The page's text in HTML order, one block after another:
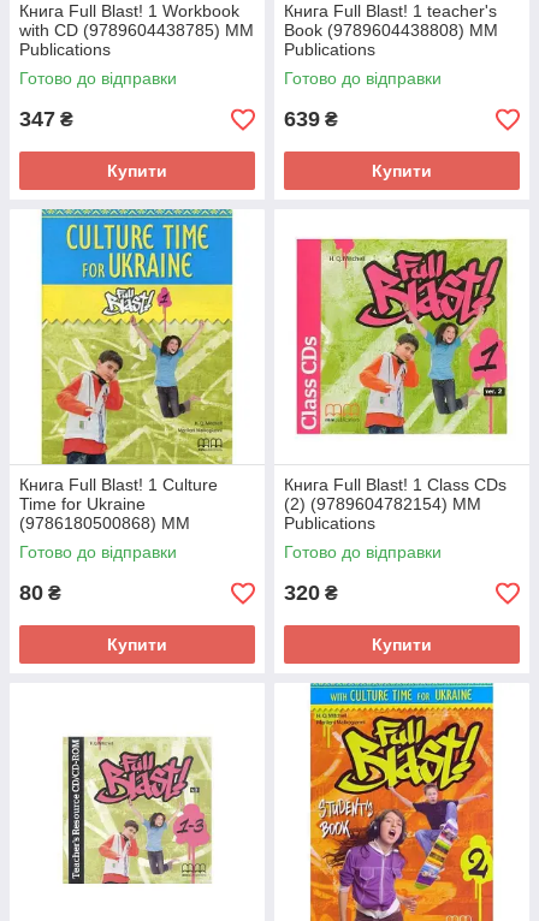
Книга Full Blast! 1 Workbook
with CD (9789604438785) MM
Publications
Готово до відправки
347 ₴
Купити
Книга Full Blast! 1 teacher's
Book (9789604438808) MM
Publications
Готово до відправки
639 ₴
Купити
Книга Full Blast! 1 Culture
Time for Ukraine
(9786180500868) MM
Publications
Готово до відправки
80 ₴
Купити
Книга Full Blast! 1 Class CDs
(2) (9789604782154) MM
Publications
Готово до відправки
320 ₴
Купити